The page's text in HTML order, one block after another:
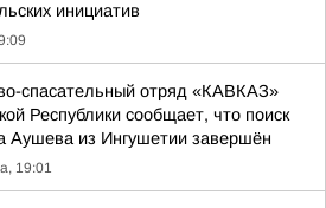
инициатив
спасательный отряд «КАВКАЗ»
Республики сообщает, что поиск
Аушева из Ингушетии завершён
19:01